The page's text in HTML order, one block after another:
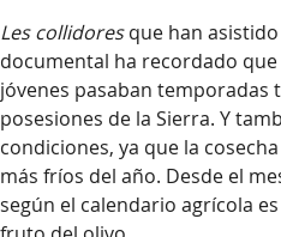
Les collidoresque han
documental ha recordado
jóvenes pasaban temporadas
posesiones de la Sierra. Y
condiciones, ya que la
más fríos del año. Desde el
según el calendario agrícola